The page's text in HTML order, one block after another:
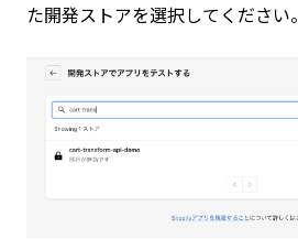
た開発ストアを選択してください。